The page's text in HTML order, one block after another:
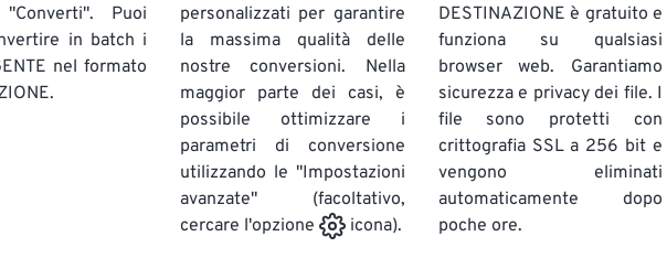
Puoi
in batch i
nel formato
personalizzati per garantire
la massima qualità delle
nostre conversioni. Nella
maggior parte dei casi, è
possibile ottimizzare i
parametri di conversione
utilizzando le "Impostazioni
avanzate" (facoltativo,
cercare l'opzione
icona).
DESTINAZIONE è gratuito e
funziona su qualsiasi
browser web. Garantiamo
sicurezza e privacy dei file. I
file sono protetti con
crittografia SSL a 256 bit e
vengono eliminati
automaticamente dopo
poche ore.